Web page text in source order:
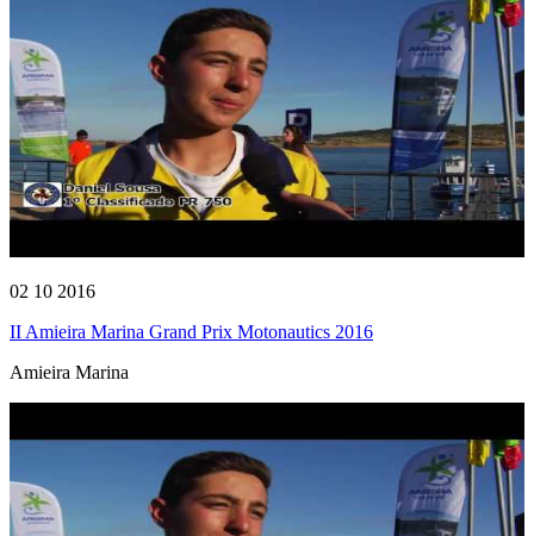
02 10 2016
II Amieira Marina Grand Prix Motonautics 2016
Amieira Marina